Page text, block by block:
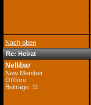
Nach oben
Re: Heirat
Nellibar
New Member
Offline
Beiträge: 11